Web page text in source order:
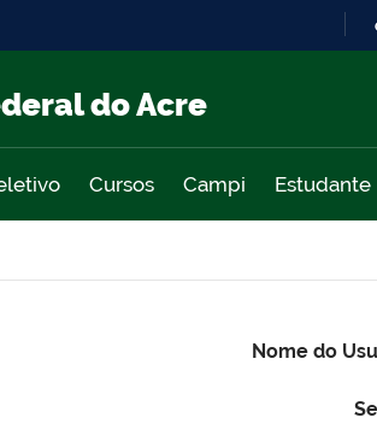
do Acre
Cursos Campi Estudante
Nome do